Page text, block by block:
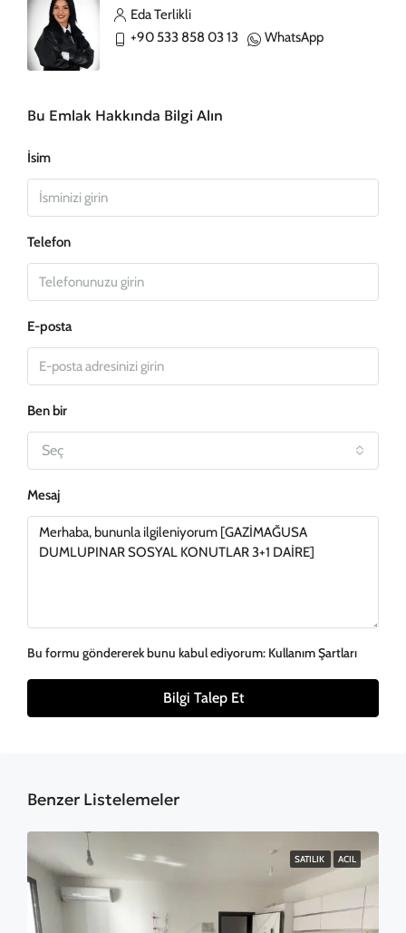
Eda Terlikli
+90 533 858 03 13
WhatsApp
Bu Emlak Hakkında Bilgi Alın
İsim
Telefon
E-posta
Ben bir
Seç
Mesaj
Bu formu göndererek bunu kabul ediyorum: Kullanım Şartları
Bilgi Talep Et
Benzer Listelemeler
SATILIK ACIL